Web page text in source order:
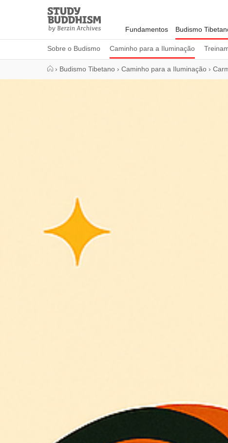
Study
Buddhism
Home
Fundamentos Budismo
Sobre o Budismo Caminho para a Iluminação
› Budismo Tibetano › Caminho para a Iluminação ›